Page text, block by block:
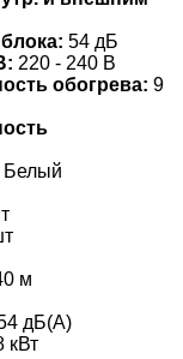
54 дБ
220 - 240 В
обогрева: 9
Белый
м
дБ(А)
кВт